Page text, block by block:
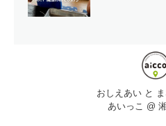
おしえあい と
あいっこ @